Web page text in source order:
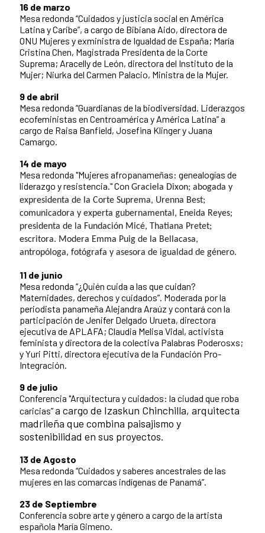
16 de marzo
Mesa redonda “Cuidados y justicia social en América
Latina y Caribe”, a cargo de Bibiana Aido, directora de
ONU Mujeres y exministra de Igualdad de España; María
Cristina Chen, Magistrada Presidenta de la Corte
Suprema; Aracelly de León, directora del Instituto de la
Mujer; Niurka del Carmen Palacio, Ministra de la Mujer.
9 de abril
Mesa redonda “Guardianas de la biodiversidad. Liderazgos
ecofeministas en Centroamérica y América Latina” a
cargo de Raisa Banfield, Josefina Klinger y Juana
Camargo.
14 de mayo
Mesa redonda "Mujeres afropanameñas: genealogías de
liderazgo y resistencia." Con Graciela Dixon; abogada y
expresidenta de la Corte Suprema, Urenna Best;
comunicadora y experta gubernamental, Eneida Reyes;
presidenta de la Fundación Micé, Thatiana Pretet;
escritora. Modera Emma Puig de la Bellacasa,
antropóloga, fotógrafa y asesora de igualdad de género.
11 de junio
Mesa redonda “¿Quién cuida a las que cuidan?
Maternidades, derechos y cuidados”. Moderada por la
periodista panameña Alejandra Araúz y contará con la
participación de Jenifer Delgado Urueta, directora
ejecutiva de APLAFA; Claudia Melisa Vidal, activista
feminista y directora de la colectiva Palabras Poderosxs;
y Yuri Pitti, directora ejecutiva de la Fundación Pro-
Integración.
9 de julio
Conferencia "Arquitectura y cuidados: la ciudad que roba
caricias”a cargo de Izaskun Chinchilla, arquitecta
madrileña que combina paisajismo y
sostenibilidad en sus proyectos.
13 de Agosto
Mesa redonda “Cuidados y saberes ancestrales de las
mujeres en las comarcas indígenas de Panamá”.
23 de Septiembre
Conferencia sobre arte y género a cargo dela artista
española María Gimeno.